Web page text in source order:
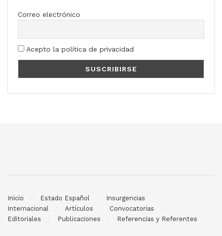
Correo electrónico
Acepto la política de privacidad
Inicio Estado Español
Insurgencias
Internacional
Artículos
Convocatorias
Editoriales
Publicaciones Referencias y Referentes